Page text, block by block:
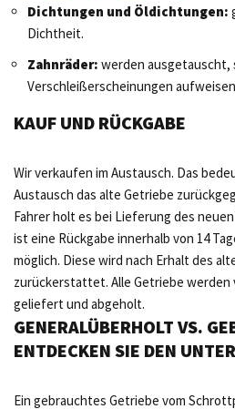
Dichtungen und Öldichtungen:
Dichtheit.
Zahnräder: werden ausgetauscht,
Verschleißerscheinungen
KAUF UND RÜCKGABE
Wir verkaufen im Austausch. Das
Austausch das alte Getriebe
Fahrer holt es bei Lieferung des
ist eine Rückgabe innerhalb von 14
möglich. Diese wird nach Erhalt des
zurückerstattet. Alle Getriebe werden
geliefert und abgeholt.
GENERALÜBERHOLT VS.
ENTDECKEN SIE DEN
Ein gebrauchtes Getriebe vom